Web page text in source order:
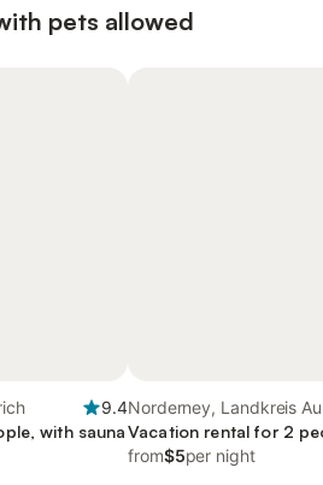
pets allowed
9.4
with sauna
Norderney, Landkreis
Vacation rental for 2
from$5per night